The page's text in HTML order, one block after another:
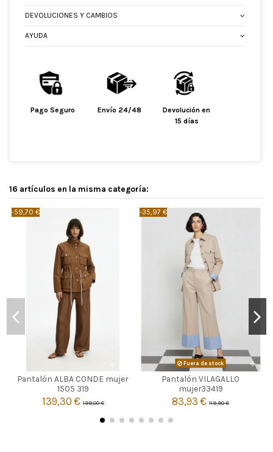
DEVOLUCIONES Y CAMBIOS
AYUDA
Pago Seguro Envío 24/48
Devolución en
15 días
16 artículos en la misma categoría:
-59,70 €
Pantalón ALBA CONDE mujer
1505 319
139,30 €199,00 €
40 44

-35,97 €
Fuera de stock
Pantalón VILAGALLO
mujer33419
83,93 €119,90 €
 Agotado